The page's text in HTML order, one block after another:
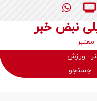
نبض خبر
معتبر
ورزش
جستجو